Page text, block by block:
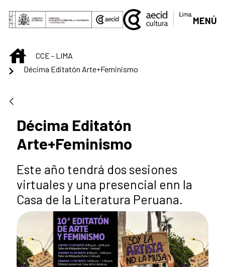
Saltar al contenido principal
MENÚ
INICIOCCE - LIMA
Décima Editatón Arte+Feminismo
Décima Editatón
Arte+Feminismo
Este año tendrá dos sesiones
virtuales y una presencial enn la
Casa de la Literatura Peruana.